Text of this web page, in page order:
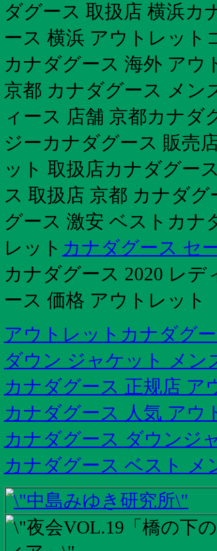
ダグース 取扱店 横浜カ
ース 横浜 アウトレット
カナダグース 海外 アウ
京都 カナダグース メン
ィース 店舗 京都カナ
ジーカナダグース 販売
ット 取扱店カナダグー
ス 取扱店 京都 カナダ
グース 激安 ベストカナ
レット カナダグース セ
カナダグース 2020 レ
ース 価格 アウトレット
アウトレットカナダグ
ダウン ジャケット メン
カナダグース 正规店 ア
カナダグース 人気 アウ
カナダグース ダウンジ
カナダグース ベスト メ